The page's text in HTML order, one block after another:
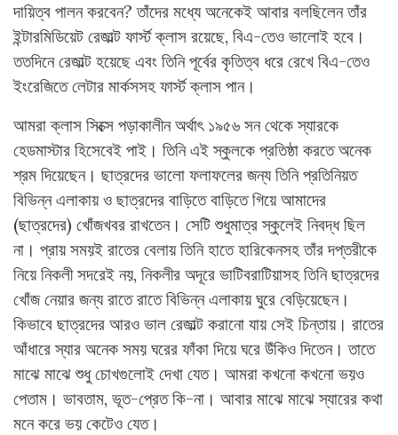
দায়িত্ব পালন করবেন? তাঁদের মধ্যে অনেকেই আবার বলছিলেন তাঁর
ইন্টারমিডিয়েট রেজাল্ট ফার্স্ট ক্লাস রয়েছে, বিএ-তেও ভালোই হবে।
ততদিনে রেজাল্ট হয়েছে এবং তিনি পূর্বের কৃতিত্ব ধরে রেখে বিএ-তেও
ইংরেজিতে লেটার মার্কসসহ ফার্স্ট ক্লাস পান।
আমরা ক্লাস সিক্সে পড়াকালীন অর্থাৎ ১৯৫৬ সন থেকে স্যারকে
হেডমাস্টার হিসেবেই পাই। তিনি এই স্কুলকে প্রতিষ্ঠা করতে অনেক
শ্রম দিয়েছেন। ছাত্রদের ভালো ফলাফলের জন্য তিনি প্রতিনিয়ত
বিভিন্ন এলাকায় ও ছাত্রদের বাড়িতে বাড়িতে গিয়ে আমাদের
(ছাত্রদের) খোঁজখবর রাখতেন। সেটি শুধুমাত্র স্কুলেই নিবদ্ধ ছিল
না। প্রায় সময়ই রাতের বেলায় তিনি হাতে হারিকেনসহ তাঁর দপ্তরীকে
নিয়ে নিকলী সদরেই নয়, নিকলীর অদূরে ভাটিবরাটিয়াসহ তিনি ছাত্রদের
খোঁজ নেয়ার জন্য রাতে রাতে বিভিন্ন এলাকায় ঘুরে বেড়িয়েছেন।
কিভাবে ছাত্রদের আরও ভাল রেজাল্ট করানো যায় সেই চিন্তায়। রাতের
আঁধারে স্যার অনেক সময় ঘরের ফাঁকা দিয়ে ঘরে উঁকিও দিতেন। তাতে
মাঝে মাঝে শুধু চোখগুলোই দেখা যেত। আমরা কখনো কখনো ভয়ও
পেতাম। ভাবতাম, ভূত-প্রেত কি-না। আবার মাঝে মাঝে স্যারের কথা
মনে করে ভয় কেটেও যেত।